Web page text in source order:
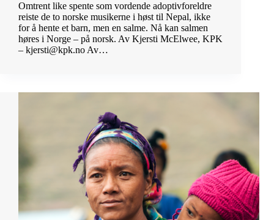
Omtrent like spente som vordende adoptivforeldre
reiste de to norske musikerne i høst til Nepal, ikke
for å hente et barn, men en salme. Nå kan salmen
høres i Norge – på norsk. Av Kjersti McElwee, KPK
– kjersti@kpk.no Av…